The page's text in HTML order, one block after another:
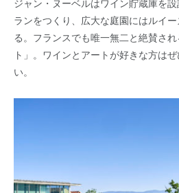
ジャン・ヌーベルはワイン貯蔵庫を
ランをつくり、広大な庭園にはルイ
る。フランスでも唯一無二と絶賛さ
ト」。ワインとアートが好きな方は
い。